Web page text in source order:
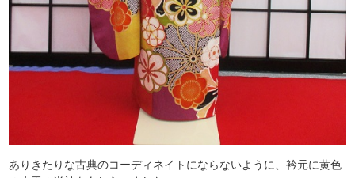
ありきたりな古典のコーディネイトにならないように、衿元に黄色